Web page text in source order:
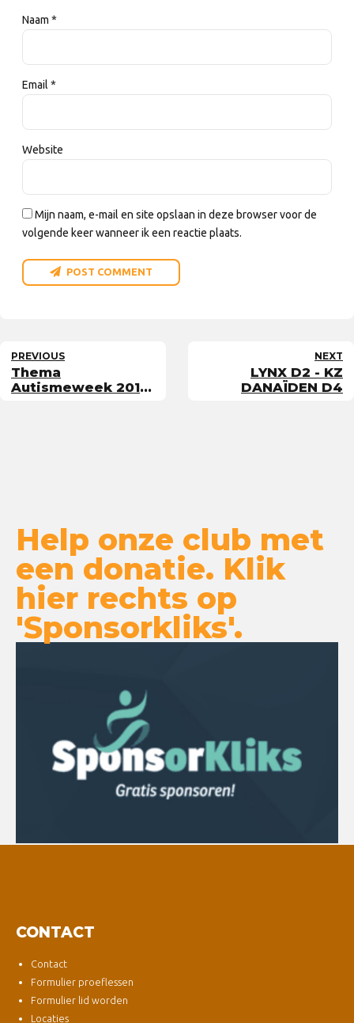
Naam *
Email *
Website
Mijn naam, e-mail en site opslaan in deze browser voor de
volgende keer wanneer ik een reactie plaats.
POST COMMENT
PREVIOUS
Thema
Autismeweek 2018:
NEXT
LYNX D2 - KZ
DANAÏDEN D4
Help onze club met
een donatie. Klik
hier rechts op
'Sponsorkliks'.
CONTACT
Contact
Formulier proeflessen
Formulier lid worden
Locaties